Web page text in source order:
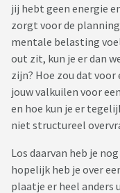
jij hebt geen energie
zorgt voor de
mentale belasting
out zit, kun je er dan
zijn? Hoe zou dat
jouw valkuilen voor
en hoe kun je er
niet structureel
Los daarvan heb je
hopelijk heb je over
plaatje er heel anders